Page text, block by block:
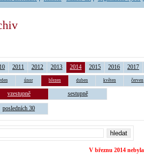
2011 2012 2013 2014 2015 2016 2017
únor březen duben květen červen
vzestupně sestupně
posledních 30
V březnu 2014